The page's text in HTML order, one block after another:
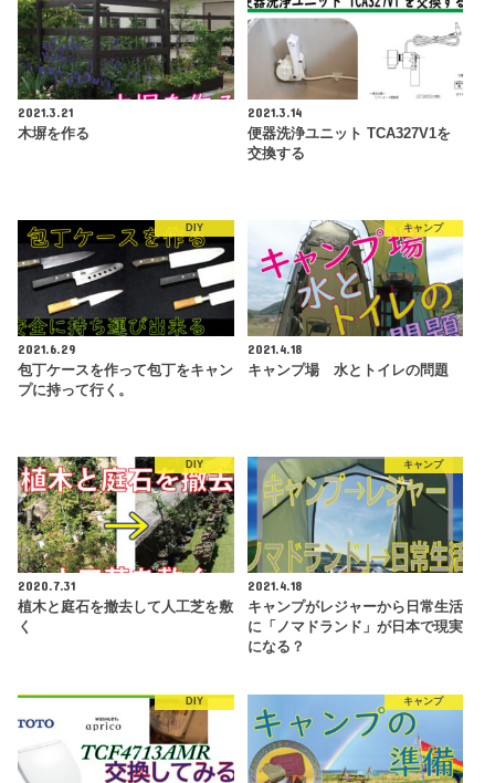
2021.3.21
木塀を作る
2021.3.14
便器洗浄ユニット TCA327V1を
交換する
DIY
2021.6.29
包丁ケースを作って包丁をキャン
プに持って行く。
キャンプ
2021.4.18
キャンプ場 水とトイレの問題
DIY
2020.7.31
植木と庭石を撤去して人工芝を敷
く
キャンプ
2021.4.18
キャンプがレジャーから日常生活
に「ノマドランド」が日本で現実
になる？
DIY キャンプ